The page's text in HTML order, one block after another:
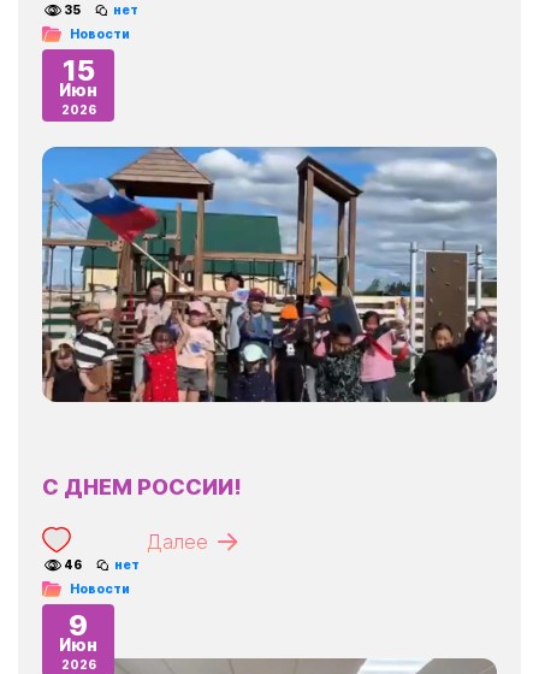
35
нет
Новости
15
Июн
2026
С ДНЕМ РОССИИ!
Далее
46
нет
Новости
9
Июн
2026